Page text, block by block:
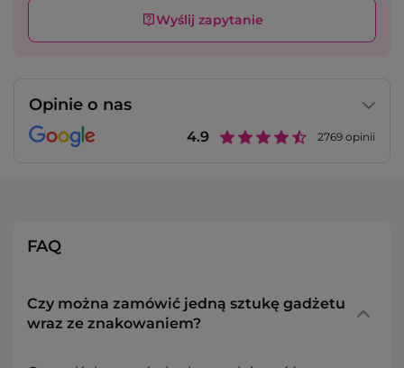
Wyślij zapytanie
Opinie o nas
4.9 2769 opinii
FAQ
Czy można zamówić jedną sztukę gadżetu
wraz ze znakowaniem?